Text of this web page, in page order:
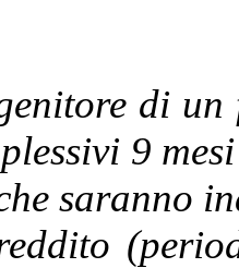
di
9
saranno